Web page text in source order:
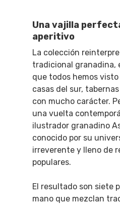
Una vajilla
aperitivo
La colección
tradicional granadina,
que todos hemos
casas del sur,
con mucho carácter.
una vuelta
ilustrador granadino
conocido por su
irreverente y lleno de
populares.
El resultado son siete
mano que mezclan